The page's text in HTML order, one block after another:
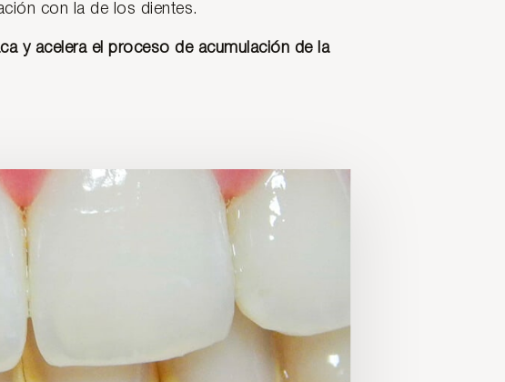
con la de los dientes.
y acelera el proceso de acumulación de la